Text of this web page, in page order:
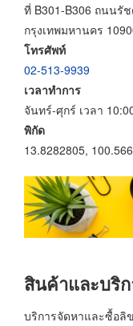
ที่ B301-B306 ถนนรั
กรุงเทพมหานคร
โทรศัพท์
02-513-9939
เวลาทำการ
จันทร์-ศุกร์ เวลา
พิกัด
13.8282805,
สินค้าและบริ
บริการจัดหาและซื้อลิ